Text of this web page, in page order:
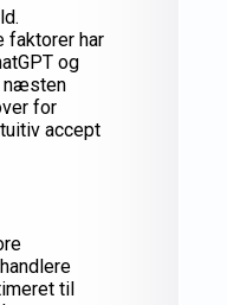
faktorer har
og
næsten
for
accept
til